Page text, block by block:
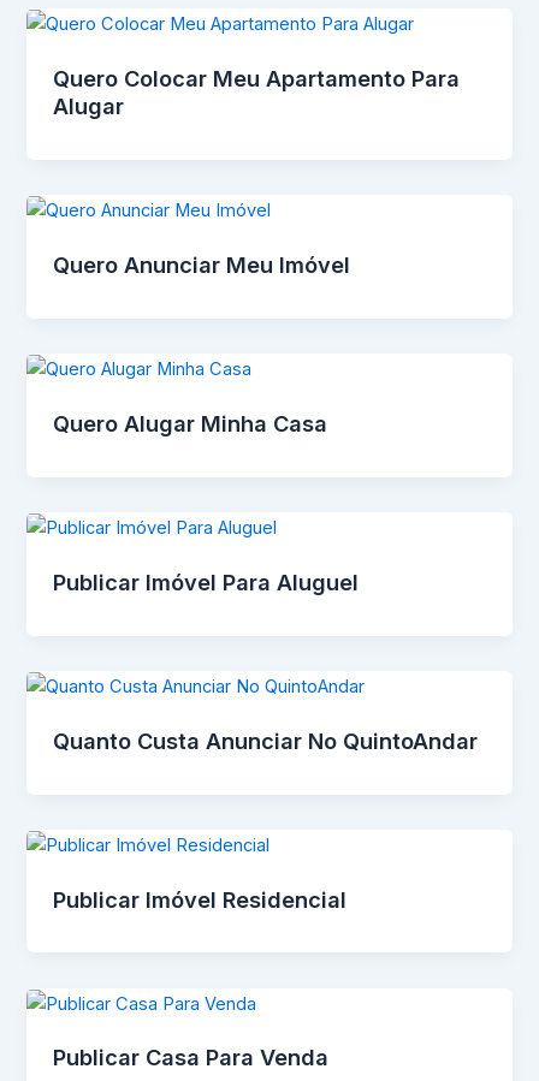
Quero Colocar Meu Apartamento Para
Alugar
Quero Anunciar Meu Imóvel
Quero Alugar Minha Casa
Publicar Imóvel Para Aluguel
Quanto Custa Anunciar No QuintoAndar
Publicar Imóvel Residencial
Publicar Casa Para Venda